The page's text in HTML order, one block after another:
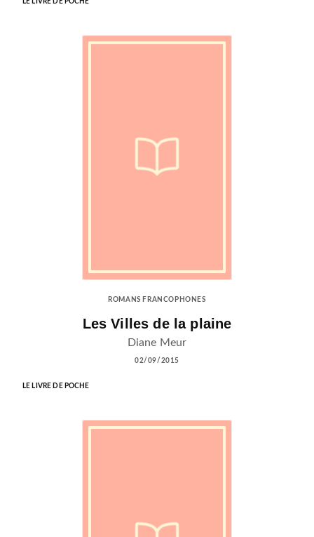
LE LIVRE DE POCHE
ROMANS FRANCOPHONES
Les Villes de la plaine
Diane Meur
02/09/2015
LE LIVRE DE POCHE